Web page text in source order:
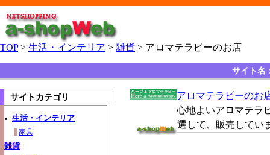
TOP> 生活・インテリア > 雑貨 > アロマテラピーのお店
サイト名
サイトカテゴリ
生活・インテリア
家具
雑貨
アロマテラピーのお
心地よいアロマテラ
選して、販売してい